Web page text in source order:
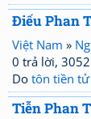
Điếu Phan
Việt Nam »
0 trả lời,
Do tôn tiền tử
Tiễn Phan